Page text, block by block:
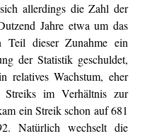
allerdings die Zahl der
Jahre etwa um das
Teil dieser Zunahme ein
der Statistik geschuldet,
relatives Wachstum, eher
im Verhältnis zur
ein Streik schon auf 681
Natürlich wechselt die